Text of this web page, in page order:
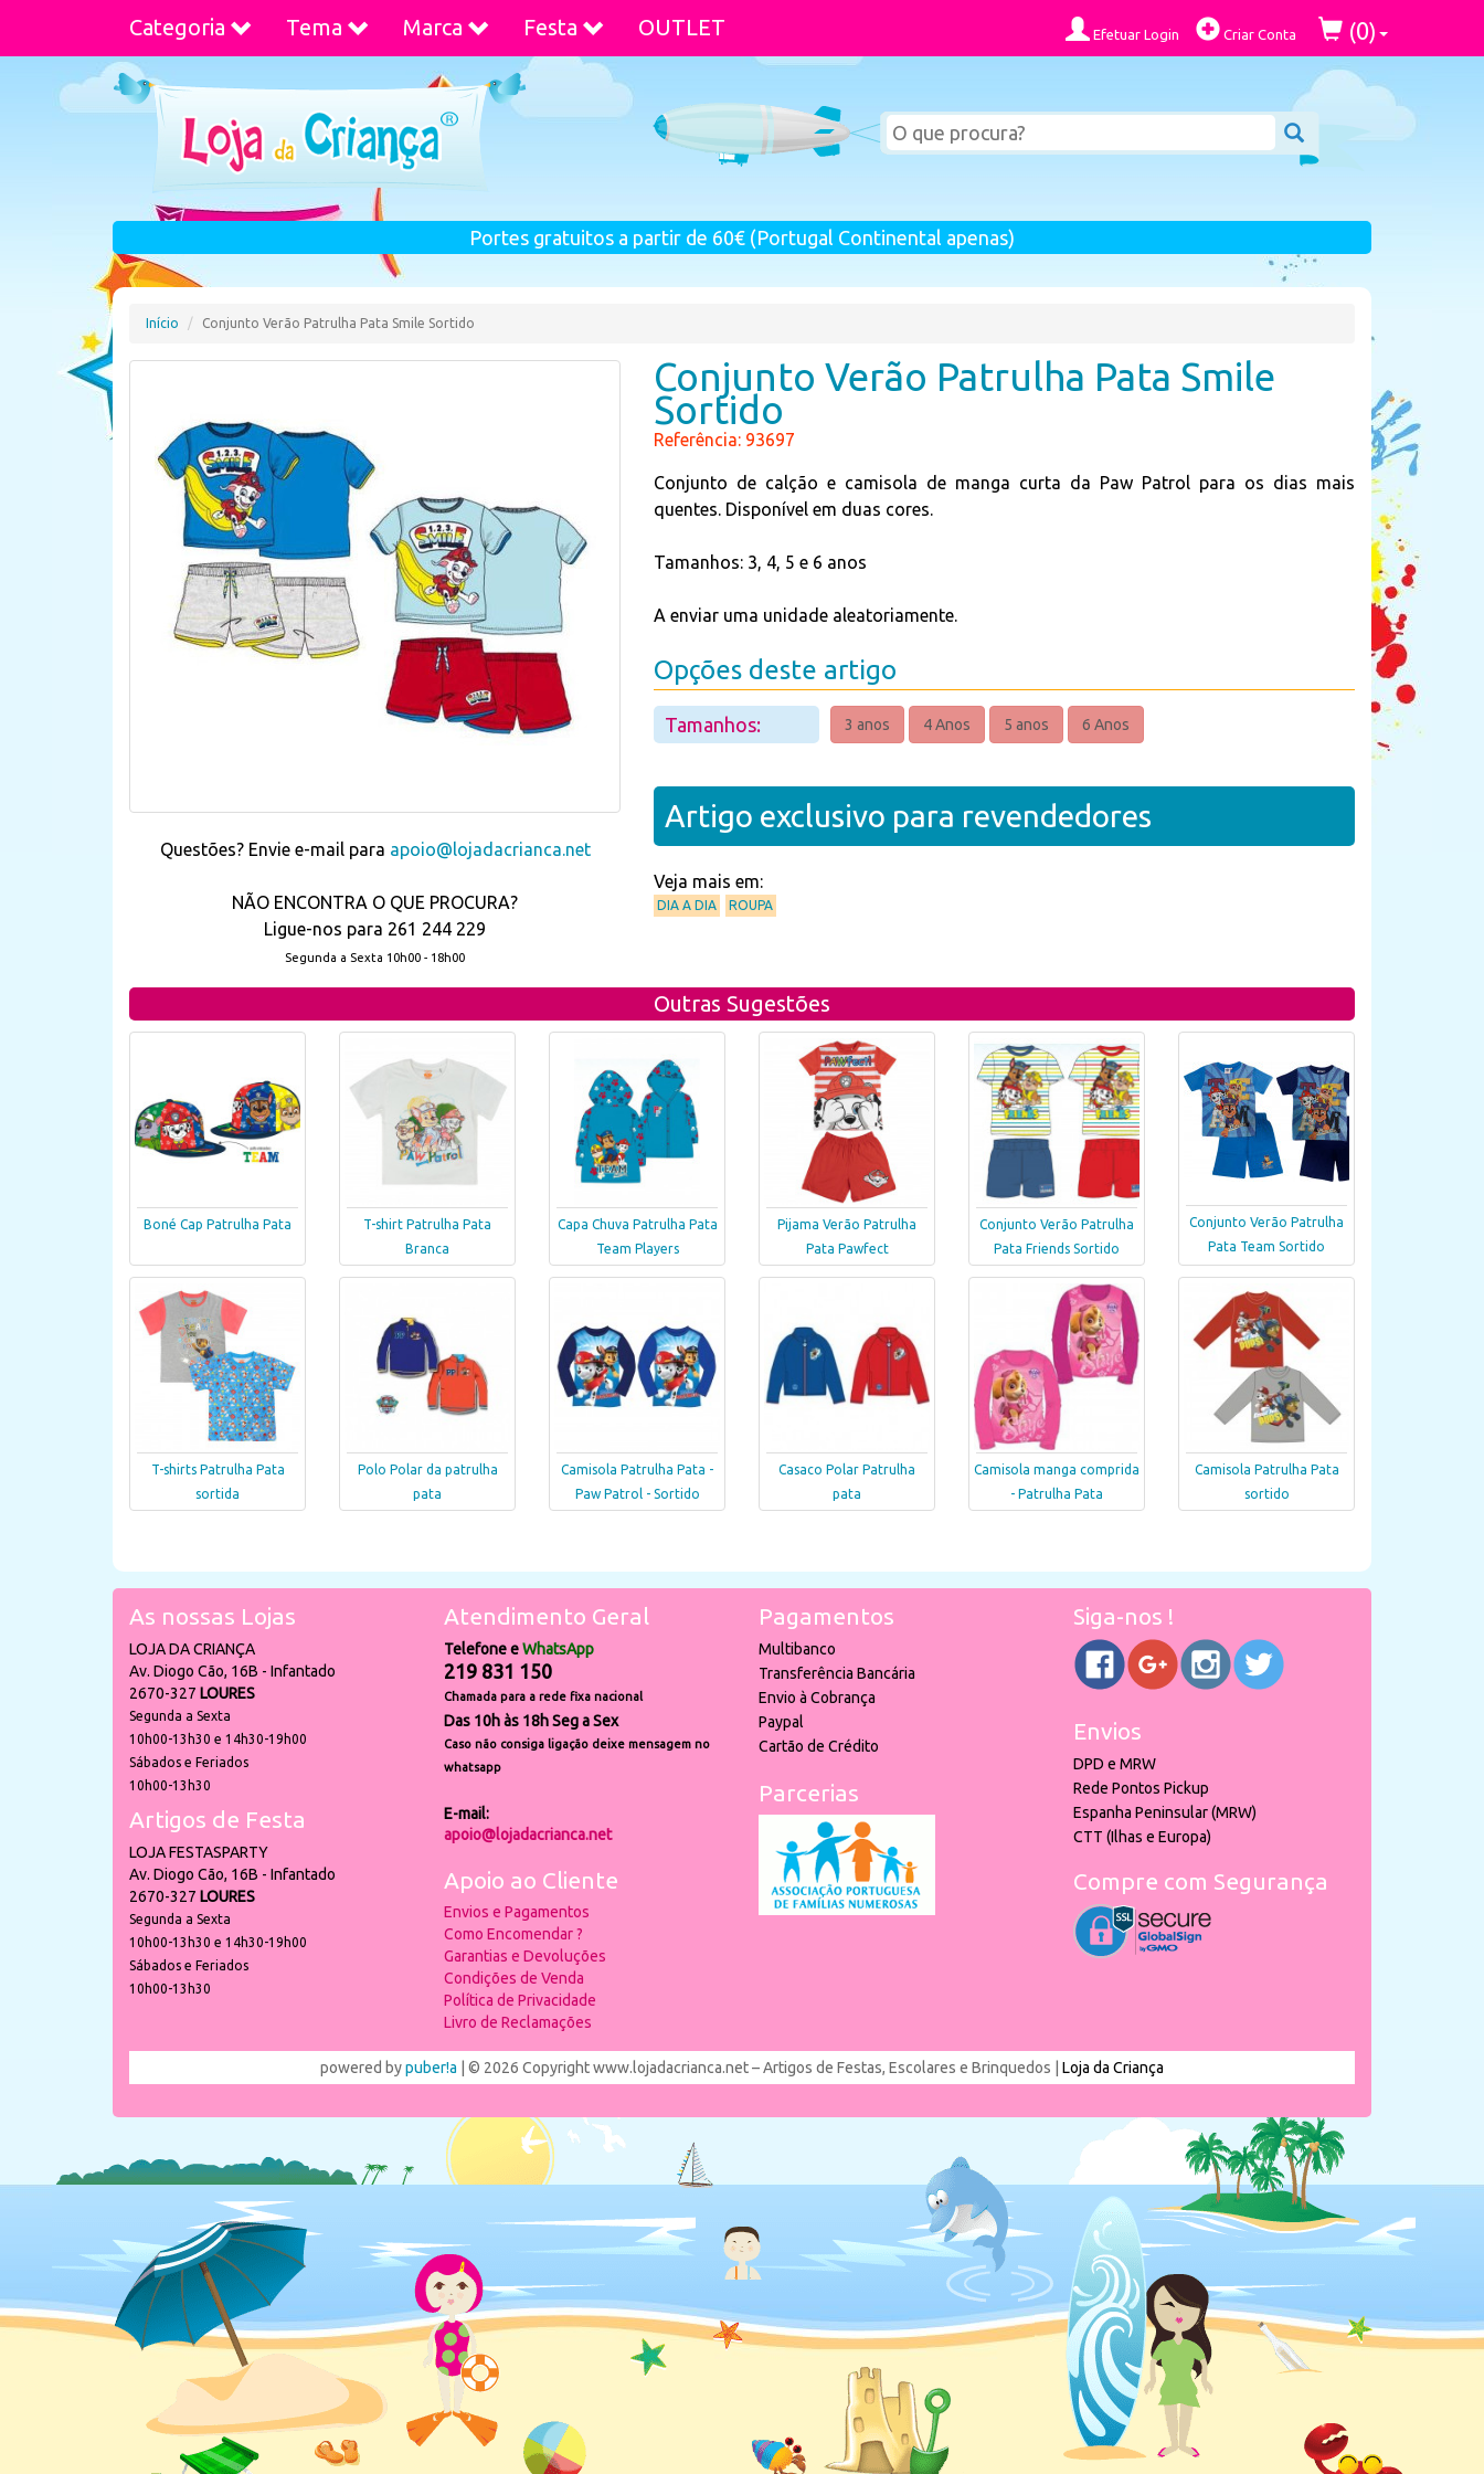
Categoria Tema Marca Festa OUTLET Efetuar Login Criar Conta (0)
Portes gratuitos a partir de 60€ (Portugal Continental apenas)
Início Conjunto Verão Patrulha Pata Smile Sortido
Questões? Envie e-mail para apoio@lojadacrianca.net
NÃO ENCONTRA O QUE PROCURA?
Ligue-nos para 261 244 229
Segunda a Sexta 10h00 - 18h00
Conjunto Verão Patrulha Pata Smile
Sortido
Referência: 93697
Conjunto de calção e camisola de manga curta da Paw Patrol para os dias mais
quentes. Disponível em duas cores.
Tamanhos: 3, 4, 5 e 6 anos
A enviar uma unidade aleatoriamente.
Opções deste artigo
Tamanhos: 3 anos 4 Anos 5 anos 6 Anos
Artigo exclusivo para revendedores
Veja mais em:
DIA A DIA ROUPA
Outras Sugestões
Boné Cap Patrulha Pata
T-shirt Patrulha Pata
Branca
Capa Chuva Patrulha Pata
Team Players
Pijama Verão Patrulha
Pata Pawfect
Conjunto Verão Patrulha
Pata Friends Sortido
Conjunto Verão Patrulha
Pata Team Sortido
T-shirts Patrulha Pata
sortida
Polo Polar da patrulha
pata
Camisola Patrulha Pata -
Paw Patrol - Sortido
Casaco Polar Patrulha
pata
Camisola manga comprida
- Patrulha Pata
Camisola Patrulha Pata
sortido
As nossas Lojas
LOJA DA CRIANÇA
Av. Diogo Cão, 16B - Infantado
2670-327 LOURES
Segunda a Sexta
10h00-13h30 e 14h30-19h00
Sábados e Feriados
10h00-13h30
Artigos de Festa
LOJA FESTASPARTY
Av. Diogo Cão, 16B - Infantado
2670-327 LOURES
Segunda a Sexta
10h00-13h30 e 14h30-19h00
Sábados e Feriados
10h00-13h30
Atendimento Geral
Telefone eWhatsApp
219 831 150
Chamada para a rede fixa nacional
Das 10h às 18h Seg a Sex
Caso não consiga ligação deixe mensagem no
whatsapp
E-mail:
apoio@lojadacrianca.net
Apoio ao Cliente
Envios e Pagamentos
Como Encomendar ?
Garantias e Devoluções
Condições de Venda
Política de Privacidade
Livro de Reclamações
Pagamentos
Multibanco
Transferência Bancária
Envio à Cobrança
Paypal
Cartão de Crédito
Parcerias
Siga-nos !
Envios
DPD e MRW
Rede Pontos Pickup
Espanha Peninsular (MRW)
CTT (Ilhas e Europa)
Compre com Segurança
powered bypuber!a | © 2026 Copyright www.lojadacrianca.net – Artigos de Festas, Escolares e Brinquedos | Loja da Criança